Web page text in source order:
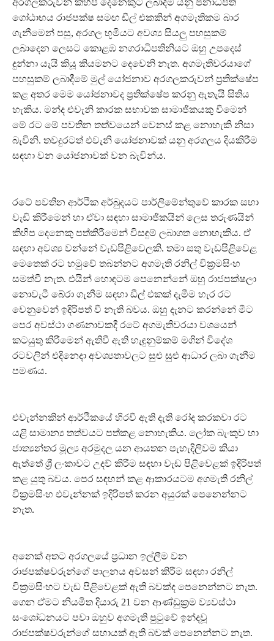
අරගලකරුවන් කිහිප දෙනෙකුට ලබාදීම යනු ජනාධිපති
ගෝඨාභය රාජපක්ෂ සමඟ ඩීල් එකකින් අගමැතිකම බාර
ගැනීමෙන් පසු, අරගල භූමියට අවශ්‍ය සියලු පහසුකම්
ලබාදෙන ලෙසට කොළඹ නගරාධිපතිනියට ඔහු උපදෙස්
දුන්නා යැයි කියූ කියමනට දෙවෙනි නැත. අගමැතිවරයාගේ
පහසුකම් ලබාදීමේ මුල් යෝජනාව අරගලකරුවන් ප්‍රතික්ෂේප
කළ අතර මෙම යෝජනාවද ප්‍රතික්ෂේප කරනු ඇතැයි සිතිය
හැකිය. මන්ද එවැනි කාරක සභාවක සාමාජිකයකු වීමෙන්
මේ රට මේ පවතින තත්වයෙන් වෙනස් කළ නොහැකි නිසා
බැවිනි. තවදුරටත් එවැනි යෝජනාවක් යනු අරගලය දියකිරීම
සඳහා වන යෝජනාවක් වන බැවින්ය.
රටේ පවතින ආර්ථික අර්බුදයට පාර්ලිමේන්තුවේ කාරක සභා
වැඩි කිරීමෙන් හා ඒවා සඳහා සාමාජිකයින් ලෙස තරුණයින්
කිහිප දෙනෙකු පත්කිරීමෙන් විසඳුම් ලබාගත නොහැකිය. ඒ
සඳහා අවශ්‍ය වන්නේ වැඩපිළිවෙලකි. තමා සතු වැඩපිළිවෙළ
මෙතෙක් රට හමුවේ තබන්නට අගමැති රනිල් වික්‍රමසිංහ
සමත්වී නැත. එයින් හොඳටම පෙනෙන්නේ ඔහු රාජපක්ෂලා
නොවැටී බේරා ගැනීම සඳහා ඩීල් එකක් දැමීම හැර රට
වෙනුවෙන් ඉදිරිපත් වී නැති බවය. ඔහු දැනට කරන්නේ මීට
පෙර අවස්ථා ගණනාවකදී රටේ අගමැතිවරයා වශයෙන්
කටයුතු කිරීමෙන් ඇතිවී ඇති හැඳුනුම්කම් මගින් විදේශ
රටවලින් එදිනෙදා අවශ්‍යතාවලට සුළු සුළු ආධාර ලබා ගැනීම
පමණය.
එවැන්නකින් ආර්ථිකයේ හිරවී ඇති දැති රෝද කරකවා රට
යළි සාමාන්‍ය තත්වයට පත්කළ නොහැකිය. ලෝක බැංකුව හා
ජාත්‍යන්තර මූල්‍ය අරමුදල යන ආයතන පැහැදිලිවම කියා
ඇත්තේ ශ්‍රී ලංකාවට උදව් කිරීම සඳහා වැඩ පිළිවෙළක් ඉදිරිපත්
කළ යුතු බවය. පෙර සඳහන් කළ ආකාරයටම අගමැති රනිල්
වික්‍රමසිංහ එවැන්නක් ඉදිරිපත් කරන අයුරක් පෙනෙන්නට
නැත.
අනෙක් අතට අරගලයේ ප්‍රධාන ඉල්ලීම වන
රාජපක්ෂවරුන්ගේ පාලනය අවසන් කිරීම සඳහා රනිල්
වික්‍රමසිංහට වැඩ පිළිවෙළක් ඇති බවක්ද පෙනෙන්නට නැත.
ගෙන ඒමට නියමිත දියාරු 21 වන ආණ්ඩුක්‍රම ව්‍යවස්ථා
සංශෝධනයට පවා ඔහුව අගමැති පුටුවේ ඉන්දවූ
රාජපක්ෂවරුන්ගේ සහායක් ඇති බවක් පෙනෙන්නට නැත.